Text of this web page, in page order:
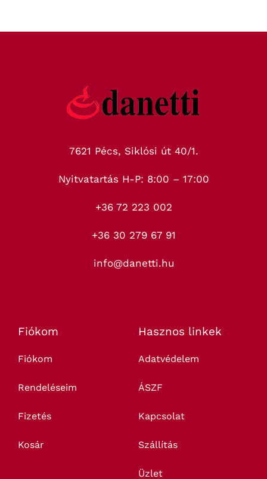
7621 Pécs, Siklósi út 40/1.
Nyitvatartás H-P: 8:00 – 17:00
+36 72 223 002
+36 30 279 67 91
info@danetti.hu
Fiókom
Fiókom
Rendeléseim
Fizetés
Kosár
Hasznos linkek
Adatvédelem
ÁSZF
Kapcsolat
Szállítás
Üzlet